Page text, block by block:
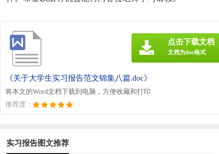
《关于大学生实习报告范文锦集八篇.doc》
将本文的Word文档下载到电脑，方便收藏和打印
推荐度：
点击下载文档
文档为doc格式
实习报告图文推荐